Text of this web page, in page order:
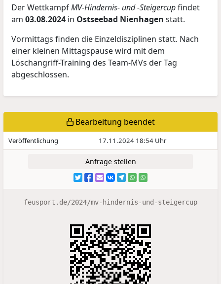
Der WettkampfMV-Hindernis- und -Steigercupfindet
am03.08.2024 in Ostseebad Nienhagen statt.
Vormittags finden die Einzeldisziplinen statt. Nach
einer kleinen Mittagspause wird mit dem
Löschangriff-Training des Team-MVs der Tag
abgeschlossen.
Bearbeitung beendet
Veröffentlichung 17.11.2024 18:54 Uhr
Anfrage stellen
feusport.de/2024/mv-hindernis-und-steigercup